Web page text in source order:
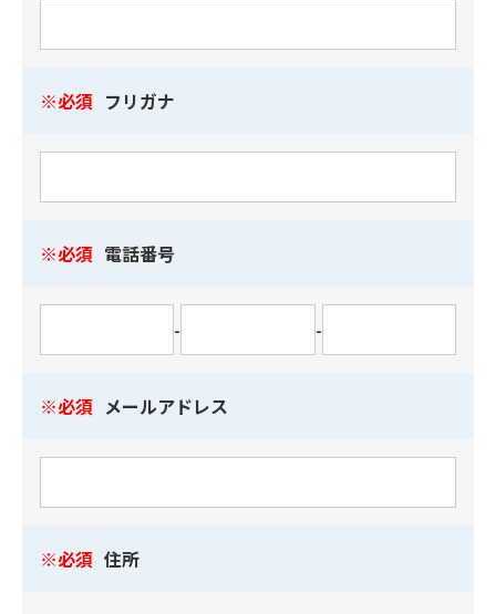
必須 フリガナ
必須 電話番号
- -
必須 メールアドレス
必須 住所